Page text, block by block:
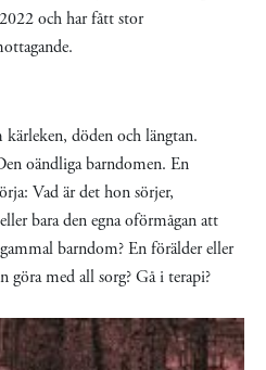
och har fått stor
kärleken, döden och längtan.
oändliga barndomen. En
Vad är det hon sörjer,
bara den egna oförmågan att
barndom? En förälder eller
göra med all sorg? Gå i terapi?